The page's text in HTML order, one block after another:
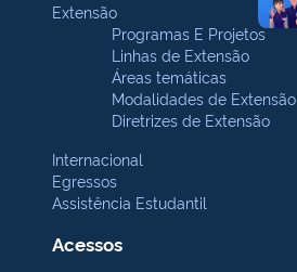
Extensão
Programas E Projetos
Linhas de Extensão
Áreas temáticas
Modalidades de Extensão
Diretrizes de Extensão
Internacional
Egressos
Assistência Estudantil
Acessos